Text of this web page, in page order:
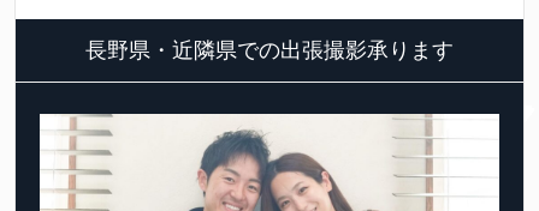
長野県・近隣県での出張撮影承ります